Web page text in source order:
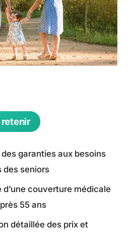
retenir
garanties aux besoins
des seniors
d’une couverture médicale
55 ans
détaillée des prix et